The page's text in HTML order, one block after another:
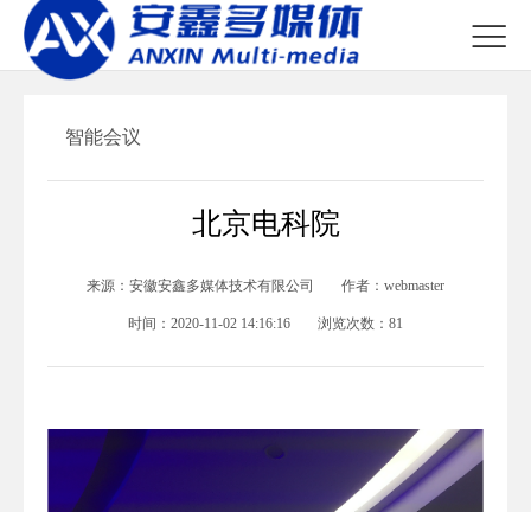

智能会议
北京电科院
来源： 安徽安鑫多媒体技术有限公司 作者： webmaster
时间： 2020-11-02 14:16:16 浏览次数： 81